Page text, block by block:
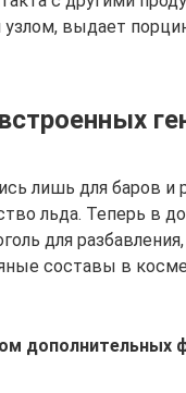
выдает
лишь для баров и
льда. Теперь в
для
составы в
дополнительных